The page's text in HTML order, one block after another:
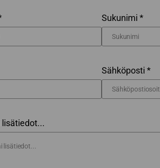
Sukunimi *
Sähköposti *
lisätiedot...